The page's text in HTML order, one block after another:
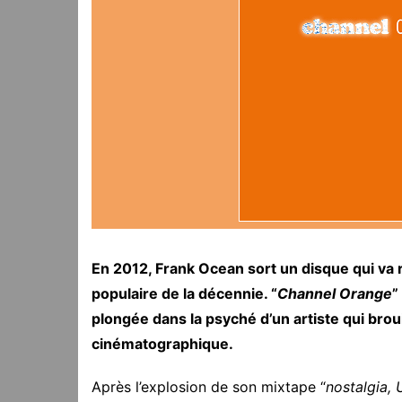
En 2012, Frank Ocean sort un disque qui
populaire de la décennie. “Channel Orange
plongée dans la psyché d’un artiste qui
cinématographique.
Après l’explosion de son mixtape “nostalgia,